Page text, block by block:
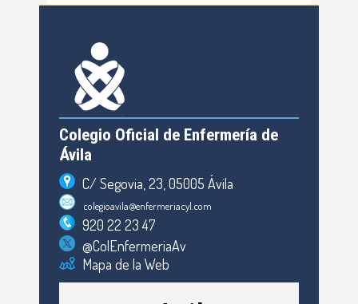
Colegio Oficial de Enfermería de
Ávila
C/ Segovia, 23, 05005 Ávila
colegioavila@enfermeriacyl.com
920 22 23 47
@ColEnfermeriaAv
Mapa de la Web